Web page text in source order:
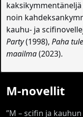
noin
kauhu- ja
Party(1998),Paha
maailma(2023).
M-novellit
”M – scifin ja